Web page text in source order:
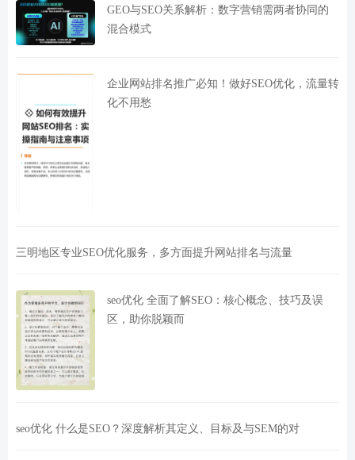
GEO与SEO关系解析：数字营销需两者协同的
混合模式
企业网站排名推广必知！做好SEO优化，流量转
化不用愁
三明地区专业SEO优化服务，多方面提升网站排名与流量
seo优化 全面了解SEO：核心概念、技巧及误
区，助你脱颖而
seo优化 什么是SEO？深度解析其定义、目标及与SEM的对